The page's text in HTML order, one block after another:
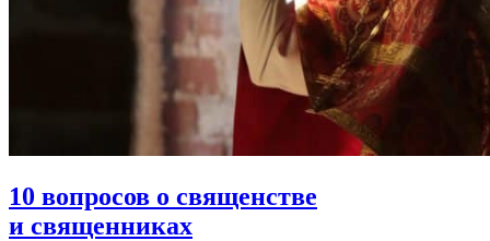
10 вопросов о священстве
и священниках